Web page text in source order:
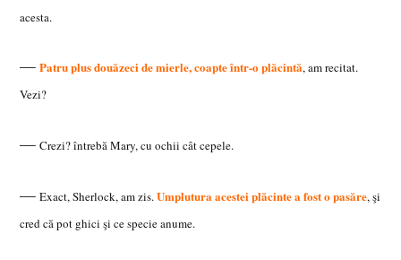
acesta.
—Patru plus douăzeci demierle, coapte într-o plăcintă, am recitat.
Vezi?
—Crezi? întrebă Mary, cu ochii cât cepele.
—Exact, Sherlock,am zis.Umplutura acestei plăcinte a fost o pasăre, şi
cred că pot ghici şi ce specie anume.